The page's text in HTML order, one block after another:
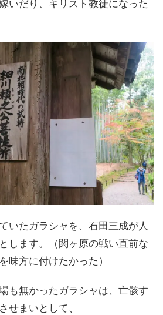
いだり、キリスト教徒になった
いたガラシャを、石田三成が人
します。（関ヶ原の戦い直前な
味方に付けたかった）
も無かったガラシャは、亡骸す
せまいとして、